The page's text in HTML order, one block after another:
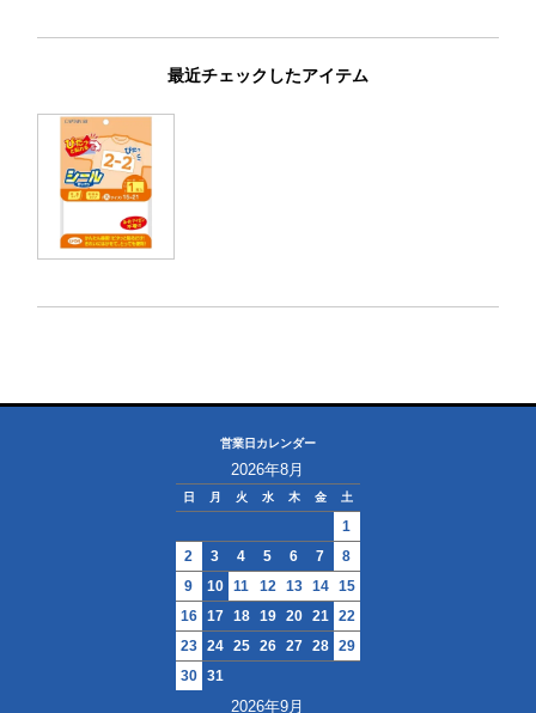
©2020 CAPTAIN Co., Ltd．All Rights Reserved.
最近チェックしたアイテム
営業日カレンダー
2026年8月
日 月 火 水 木 金 土
1
2
3 4 5 6 7
8
9
10 11 12 13 14 15
16 17 18 19 20 21 22
23 24 25 26 27 28 29
30 31
2026年9月